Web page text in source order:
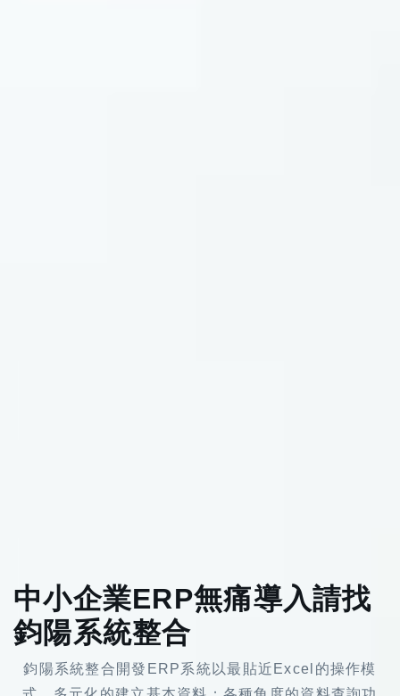
中小企業ERP無痛導入請找
鈞陽系統整合
鈞陽系統整合開發ERP系統以最貼近Excel的操作模